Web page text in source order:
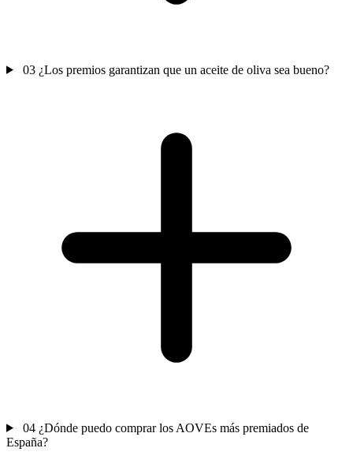
03 ¿Los premios garantizan que un aceite de oliva sea bueno?
04 ¿Dónde puedo comprar los AOVEs más premiados de
España?